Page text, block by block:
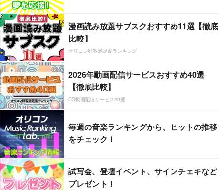
漫画読み放題サブスクおすすめ11選【徹底
比較】
オリコン顧客満足度ランキング
2026年動画配信サービスおすすめ40選
【徹底比較】
CS動画配信サービス20選
毎週の音楽ランキングから、ヒットの推移
をチェック！
試写会、登壇イベント、サインチェキなど
プレゼント！